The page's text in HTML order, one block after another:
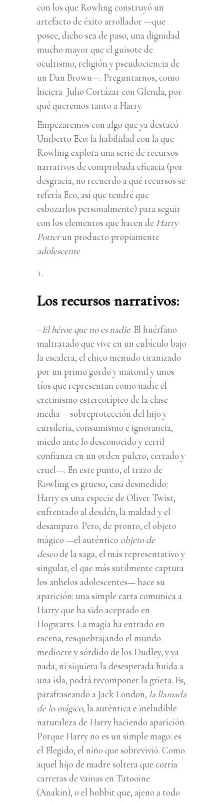
con los que Rowling construyó un
artefacto de éxito arrollador —que
posee, dicho sea de paso, una dignidad
mucho mayor que el guisote de
ocultismo, religión y pseudociencia de
un Dan Brown—. Preguntarnos, como
hiciera Julio Cortázar con Glenda, por
qué queremos tanto a Harry.
Empezaremos con algo que ya destacó
Umberto Eco: la habilidad con la que
Rowling explota una serie de recursos
narrativos de comprobada eficacia (por
desgracia, no recuerdo a qué recursos se
refería Eco, así que tendré que
esbozarlos personalmente) para seguir
con los elementos que hacen de Harry
Potterun producto propiamente
adolescente
Los recursos narrativos:
–El héroe que no es nadie: El huérfano
maltratado que vive en un cubículo bajo
la escalera, el chico menudo tiranizado
por un primo gordo y matonil y unos
tíos que representan como nadie el
cretinismo estereotípico de la clase
media —sobreprotección del hijo y
cursilería, consumismo e ignorancia,
miedo ante lo desconocido y cerril
confianza en un orden pulcro, cerrado y
cruel—. En este punto, el trazo de
Rowling es grueso, casi desmedido:
Harry es una especie de Oliver Twist,
enfrentado al desdén, la maldad y el
desamparo. Pero, de pronto, el objeto
mágico —el auténtico objeto de
deseode la saga, el más representativo y
singular, el que más sutilmente captura
los anhelos adolescentes— hace su
aparición: una simple carta comunica a
Harry que ha sido aceptado en
Hogwarts. La magia ha entrado en
escena, resquebrajando el mundo
mediocre y sórdido de los Dudley, y ya
nada, ni siquiera la desesperada huida a
una isla, podrá recomponer la grieta. Es,
parafraseando a Jack London, la llamada
de lo mágico, la auténtica e ineludible
naturaleza de Harry haciendo aparición.
Porque Harry no es un simple mago: es
el Elegido, el niño que sobrevivió. Como
aquel hijo de madre soltera que corría
carreras de vainas en Tatooine
(Anakin), o el hobbit que, ajeno a todo